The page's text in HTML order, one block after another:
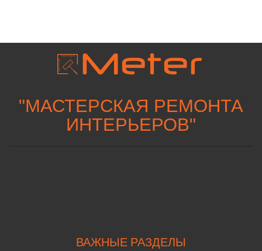
"МАСТЕРСКАЯ РЕМОНТА
ИНТЕРЬЕРОВ"
ВАЖНЫЕ РАЗДЕЛЫ